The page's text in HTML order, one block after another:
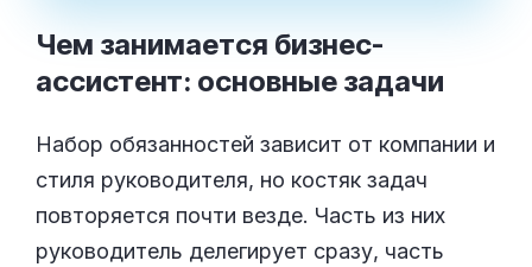
Чем занимается бизнес-
ассистент: основные задачи
Набор обязанностей зависит от компании и
стиля руководителя, но костяк задач
повторяется почти везде. Часть из них
руководитель делегирует сразу, часть